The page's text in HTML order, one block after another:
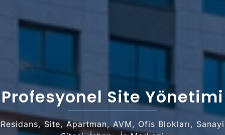
Profesyonel Site Yönetimi
Residans, Site, Apartman, AVM, Ofis Blokları, Sanayi